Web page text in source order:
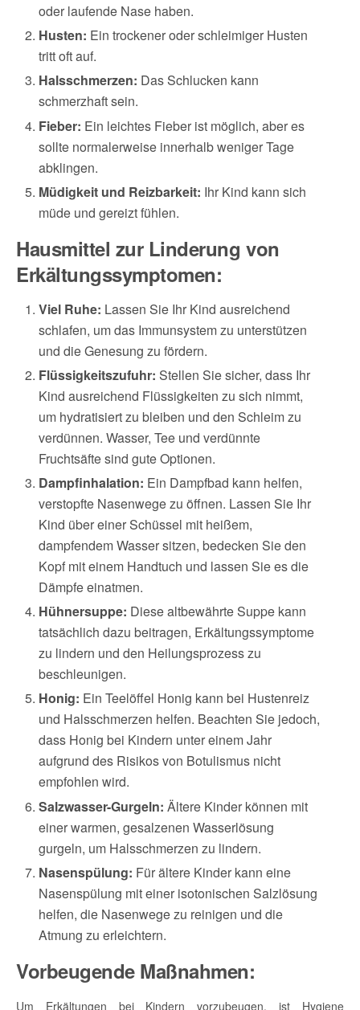
oder laufende Nase haben.
Husten: Ein trockener oder schleimiger Husten
tritt oft auf.
Halsschmerzen: Das Schlucken kann
schmerzhaft sein.
Fieber: Ein leichtes Fieber ist möglich, aber es
sollte normalerweise innerhalb weniger Tage
abklingen.
Müdigkeit und Reizbarkeit: Ihr Kind kann sich
müde und gereizt fühlen.
Hausmittel zur Linderung von
Erkältungssymptomen:
Viel Ruhe: Lassen Sie Ihr Kind ausreichend
schlafen, um das Immunsystem zu unterstützen
und die Genesung zu fördern.
Flüssigkeitszufuhr: Stellen Sie sicher, dass Ihr
Kind ausreichend Flüssigkeiten zu sich nimmt,
um hydratisiert zu bleiben und den Schleim zu
verdünnen. Wasser, Tee und verdünnte
Fruchtsäfte sind gute Optionen.
Dampfinhalation: Ein Dampfbad kann helfen,
verstopfte Nasenwege zu öffnen. Lassen Sie Ihr
Kind über einer Schüssel mit heißem,
dampfendem Wasser sitzen, bedecken Sie den
Kopf mit einem Handtuch und lassen Sie es die
Dämpfe einatmen.
Hühnersuppe: Diese altbewährte Suppe kann
tatsächlich dazu beitragen, Erkältungssymptome
zu lindern und den Heilungsprozess zu
beschleunigen.
Honig: Ein Teelöffel Honig kann bei Hustenreiz
und Halsschmerzen helfen. Beachten Sie jedoch,
dass Honig bei Kindern unter einem Jahr
aufgrund des Risikos von Botulismus nicht
empfohlen wird.
Salzwasser-Gurgeln: Ältere Kinder können mit
einer warmen, gesalzenen Wasserlösung
gurgeln, um Halsschmerzen zu lindern.
Nasenspülung: Für ältere Kinder kann eine
Nasenspülung mit einer isotonischen Salzlösung
helfen, die Nasenwege zu reinigen und die
Atmung zu erleichtern.
Vorbeugende Maßnahmen:
Um Erkältungen bei Kindern vorzubeugen, ist Hygiene